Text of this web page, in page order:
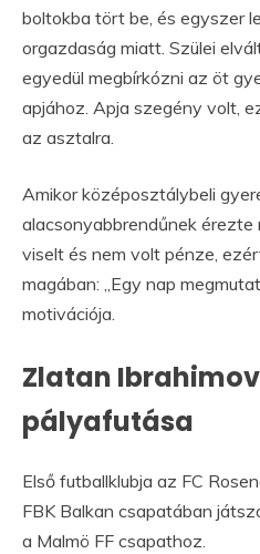
boltokba tört be, és egyszer
orgazdaság miatt. Szülei
egyedül megbírkózni az öt
apjához. Apja szegény volt,
az asztalra.
Amikor középosztálybeli
alacsonyabbrendűnek
viselt és nem volt pénze,
magában: „Egy nap
motivációja.
Zlatan
pályafutása
Első futballklubja az FC
FBK Balkan csapatában
a Malmö FF csapathoz.